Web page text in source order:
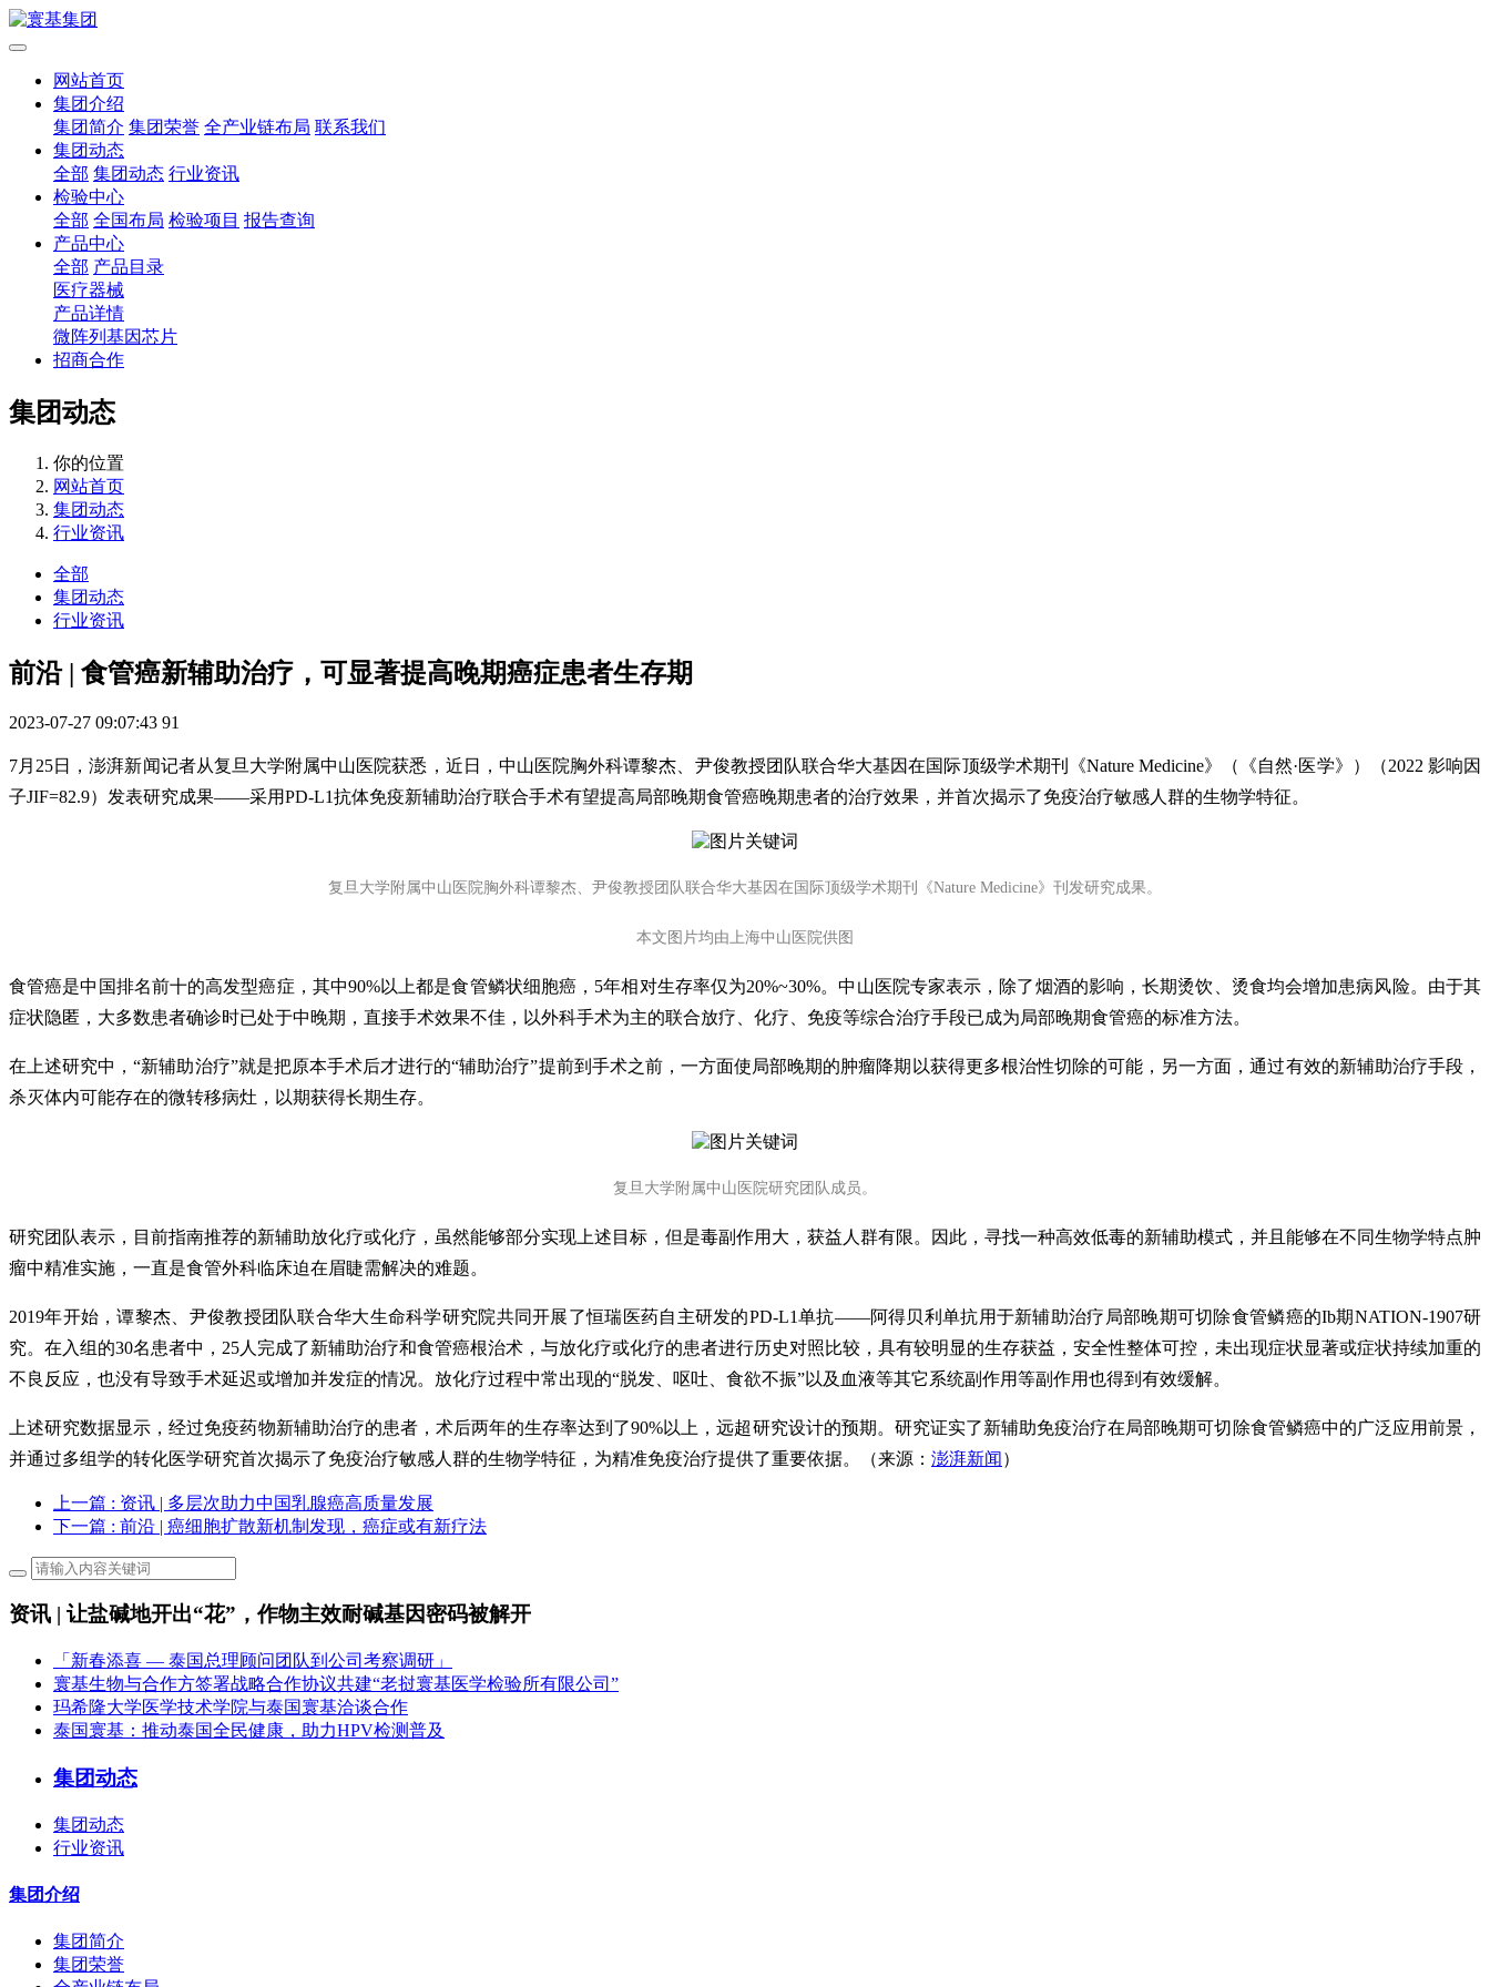
网站首页
集团介绍
集团简介 集团荣誉 全产业链布局 联系我们
集团动态
全部 集团动态 行业资讯
检验中心
全部 全国布局 检验项目 报告查询
产品中心
全部 产品目录
医疗器械
产品详情
微阵列基因芯片
招商合作
集团动态
你的位置
网站首页
集团动态
行业资讯
全部
集团动态
行业资讯
前沿 | 食管癌新辅助治疗，可显著提高晚期癌症患者生存期
2023-07-27 09:07:43 91
7月25日，澎湃新闻记者从复旦大学附属中山医院获悉，近日，中山医院胸外科谭黎杰、尹俊教授团队联合华大基因在国际顶级学术期刊《Nature Medicine》（《自然·医学》）（2022 影响因
子JIF=82.9）发表研究成果——采用PD-L1抗体免疫新辅助治疗联合手术有望提高局部晚期食管癌晚期患者的治疗效果，并首次揭示了免疫治疗敏感人群的生物学特征。
复旦大学附属中山医院胸外科谭黎杰、尹俊教授团队联合华大基因在国际顶级学术期刊《Nature Medicine》刊发研究成果。
本文图片均由上海中山医院供图
食管癌是中国排名前十的高发型癌症，其中90%以上都是食管鳞状细胞癌，5年相对生存率仅为20%~30%。中山医院专家表示，除了烟酒的影响，长期烫饮、烫食均会增加患病风险。由于其
症状隐匿，大多数患者确诊时已处于中晚期，直接手术效果不佳，以外科手术为主的联合放疗、化疗、免疫等综合治疗手段已成为局部晚期食管癌的标准方法。
在上述研究中，“新辅助治疗”就是把原本手术后才进行的“辅助治疗”提前到手术之前，一方面使局部晚期的肿瘤降期以获得更多根治性切除的可能，另一方面，通过有效的新辅助治疗手段，
杀灭体内可能存在的微转移病灶，以期获得长期生存。
复旦大学附属中山医院研究团队成员。
研究团队表示，目前指南推荐的新辅助放化疗或化疗，虽然能够部分实现上述目标，但是毒副作用大，获益人群有限。因此，寻找一种高效低毒的新辅助模式，并且能够在不同生物学特点肿
瘤中精准实施，一直是食管外科临床迫在眉睫需解决的难题。
2019年开始，谭黎杰、尹俊教授团队联合华大生命科学研究院共同开展了恒瑞医药自主研发的PD-L1单抗——阿得贝利单抗用于新辅助治疗局部晚期可切除食管鳞癌的Ib期NATION-1907研
究。在入组的30名患者中，25人完成了新辅助治疗和食管癌根治术，与放化疗或化疗的患者进行历史对照比较，具有较明显的生存获益，安全性整体可控，未出现症状显著或症状持续加重的
不良反应，也没有导致手术延迟或增加并发症的情况。放化疗过程中常出现的“脱发、呕吐、食欲不振”以及血液等其它系统副作用等副作用也得到有效缓解。
上述研究数据显示，经过免疫药物新辅助治疗的患者，术后两年的生存率达到了90%以上，远超研究设计的预期。研究证实了新辅助免疫治疗在局部晚期可切除食管鳞癌中的广泛应用前景，
并通过多组学的转化医学研究首次揭示了免疫治疗敏感人群的生物学特征，为精准免疫治疗提供了重要依据。（来源： 澎湃新闻 ）
上一篇 : 资讯 | 多层次助力中国乳腺癌高质量发展
下一篇 : 前沿 | 癌细胞扩散新机制发现，癌症或有新疗法
资讯 | 让盐碱地开出“花”，作物主效耐碱基因密码被解开
「新春添喜 — 泰国总理顾问团队到公司考察调研」
寰基生物与合作方签署战略合作协议共建“老挝寰基医学检验所有限公司”
玛希隆大学医学技术学院与泰国寰基洽谈合作
泰国寰基：推动泰国全民健康，助力HPV检测普及
集团动态
集团动态
行业资讯
集团介绍
集团简介
集团荣誉